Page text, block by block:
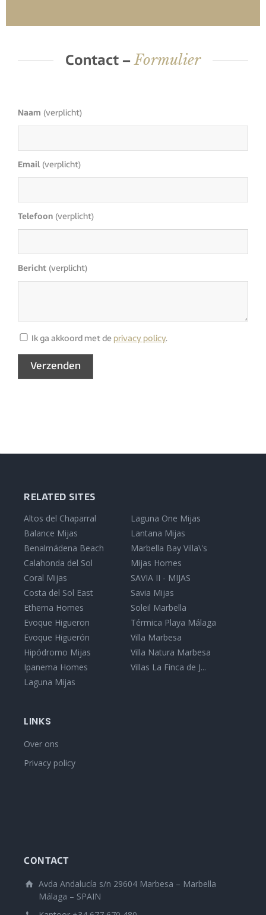
Contact –Formulier
Naam (verplicht)
Email (verplicht)
Telefoon (verplicht)
Bericht (verplicht)
Ik ga akkoord met de privacy policy.
RELATED SITES
Altos del Chaparral
Balance Mijas
Benalmádena Beach
Calahonda del Sol
Coral Mijas
Costa del Sol East
Etherna Homes
Evoque Higueron
Evoque Higuerón
Hipódromo Mijas
Ipanema Homes
Laguna Mijas
Laguna One Mijas
Lantana Mijas
Marbella Bay Villa\'s
Mijas Homes
SAVIA II - MIJAS
Savia Mijas
Soleil Marbella
Térmica Playa Málaga
Villa Marbesa
Villa Natura Marbesa
Villas La Finca de J...
LINKS
Over ons
Privacy policy
CONTACT
Avda Andalucía s/n 29604 Marbesa – Marbella
Málaga – SPAIN